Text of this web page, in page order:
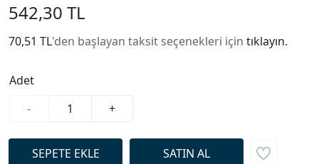
542,30 TL
70,51 TL'den başlayan taksit seçenekleri için tıklayın.
Adet
-
+